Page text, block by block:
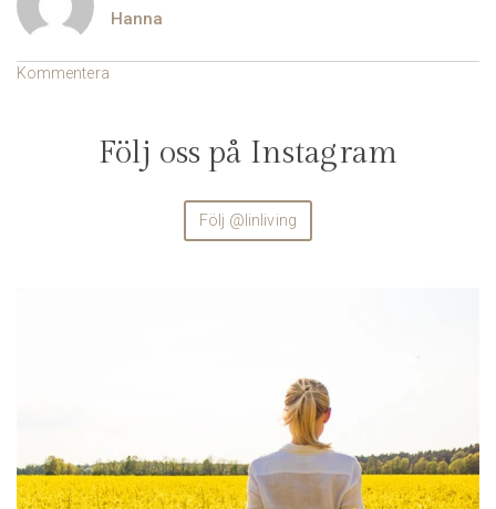
Hanna
Kommentera
Följ oss på Instagram
Följ @linliving